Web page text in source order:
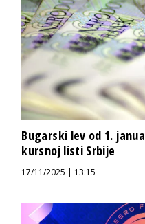
Bugarski lev od 1.
kursnoj listi Srbije
17/11/2025 | 13:15